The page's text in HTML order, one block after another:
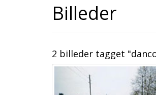
Billeder
2 billeder tagget